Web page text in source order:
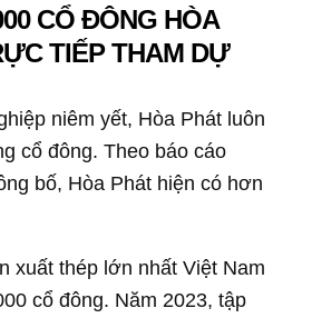
CỔ ĐÔNG HÒA
TIẾP THAM DỰ
niêm yết, Hòa Phát luôn
cổ đông. Theo báo cáo
bố, Hòa Phát hiện có hơn
xuất thép lớn nhất Việt Nam
cổ đông. Năm 2023, tập